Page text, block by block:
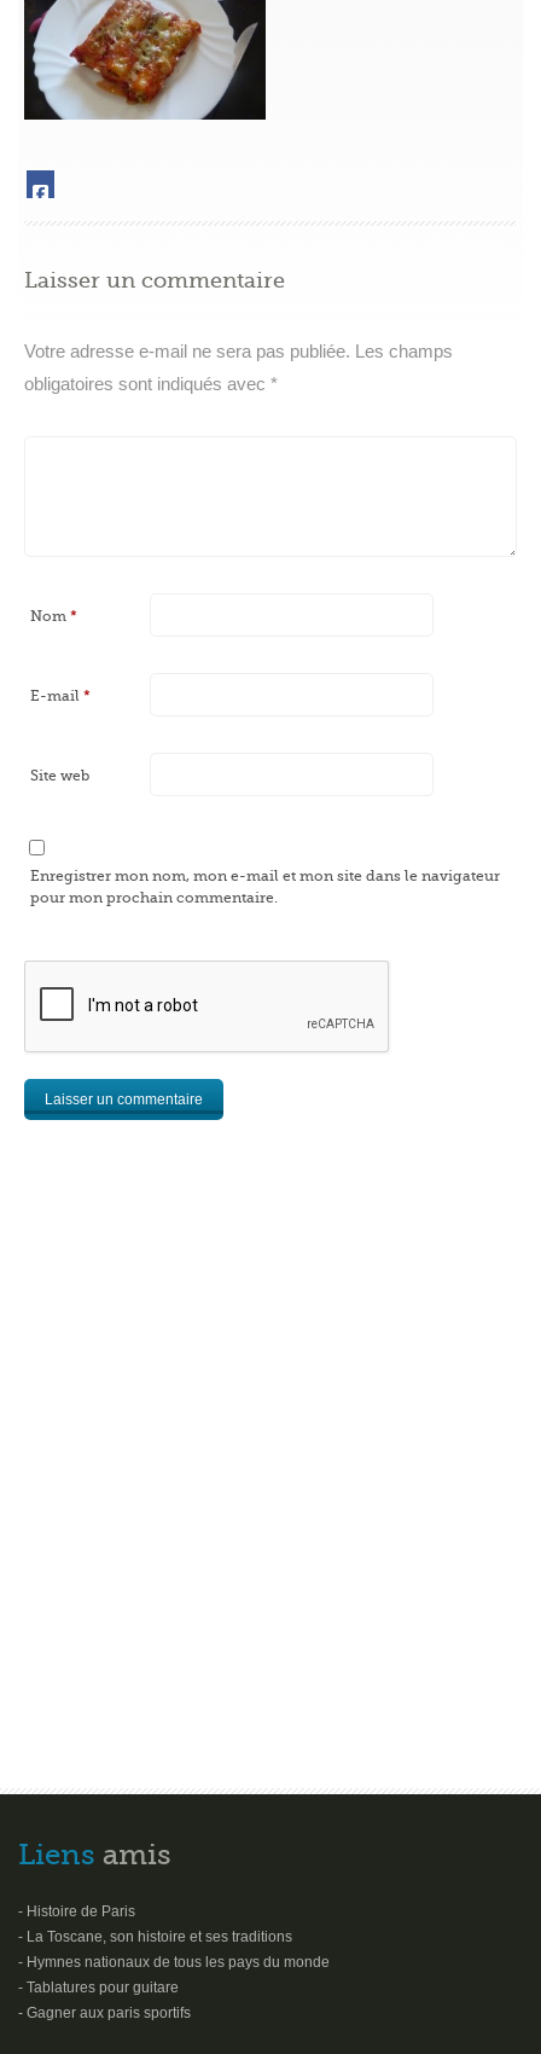
Laisser un commentaire
Votre adresse e-mail ne sera pas publiée. Les champs
obligatoires sont indiqués avec *
Nom *
E-mail *
Site web
Enregistrer mon nom, mon e-mail et mon site dans le navigateur
pour mon prochain commentaire.
Liens amis
- Histoire de Paris
- La Toscane, son histoire et ses traditions
- Hymnes nationaux de tous les pays du monde
- Tablatures pour guitare
- Gagner aux paris sportifs